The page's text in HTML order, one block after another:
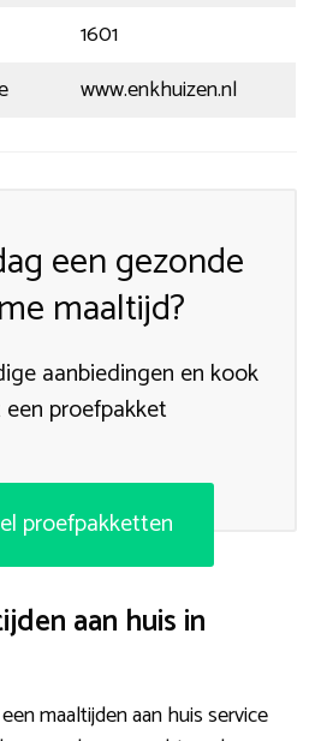
1601
www.enkhuizen.nl
een gezonde
maaltijd?
aanbiedingen en kook
proefpakket
proefpakketten
aan huis in
maaltijden aan huis service